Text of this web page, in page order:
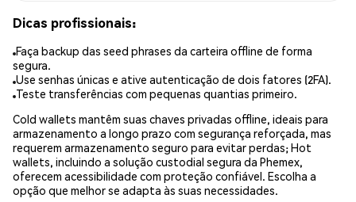
Dicas profissionais:
Faça backup das seed phrases da carteira offline de forma
segura.
Use senhas únicas e ative autenticação de dois fatores (2FA).
Teste transferências com pequenas quantias primeiro.
Cold wallets mantêm suas chaves privadas offline, ideais para
armazenamento a longo prazo com segurança reforçada, mas
requerem armazenamento seguro para evitar perdas; Hot
wallets, incluindo a solução custodial segura da Phemex,
oferecem acessibilidade com proteção confiável. Escolha a
opção que melhor se adapta às suas necessidades.